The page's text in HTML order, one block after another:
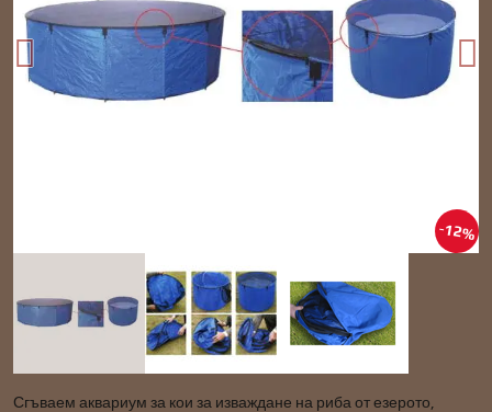
12%
Сгъваем аквариум за кои за изваждане на риба от езерото,